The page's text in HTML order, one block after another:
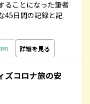
ることになった筆者
45日間の記録と記
詳細を見る
ズコロナ旅の安